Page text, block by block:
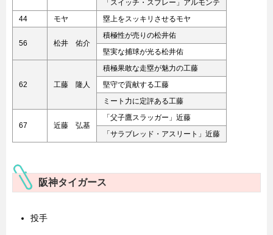
「スイッチ・スプレー」アルモンテ
44
モヤ 塁上をスッキリさせるモヤ
56 松井 佑介
積極性が売りの松井佑
堅実な捕球が光る松井佑
62 工藤 隆人
積極果敢な走塁が魅力の工藤
堅守で貢献する工藤
ミート力に定評ある工藤
67 近藤 弘基
「父子鷹スラッガー」近藤
「サラブレッド・アスリート」近藤
阪神タイガース
投手